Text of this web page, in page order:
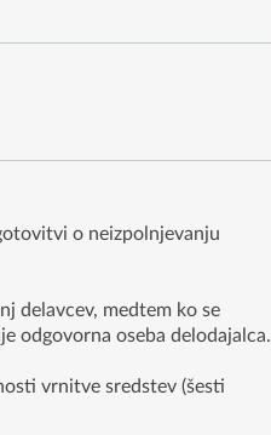
o neizpolnjevanju
delavcev, medtem ko se
odgovorna oseba delodajalca.
vrnitve sredstev (šesti